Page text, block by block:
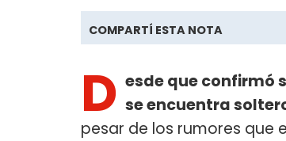
COMPARTÍ ESTA NOTA
D esde que confirmó
se encuentra
pesar de los rumores que